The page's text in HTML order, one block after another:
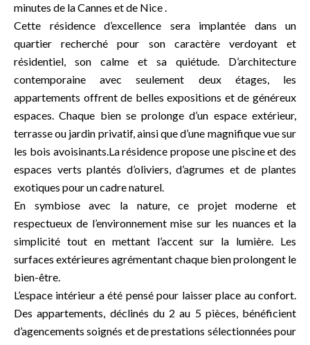
minutes de la Cannes et de Nice .
Cette résidence d’excellence sera implantée dans un
quartier recherché pour son caractère verdoyant et
résidentiel, son calme et sa quiétude. D’architecture
contemporaine avec seulement deux étages, les
appartements offrent de belles expositions et de généreux
espaces. Chaque bien se prolonge d’un espace extérieur,
terrasse ou jardin privatif, ainsi que d’une magnifique vue sur
les bois avoisinants.La résidence propose une piscine et des
espaces verts plantés d’oliviers, d’agrumes et de plantes
exotiques pour un cadre naturel.
En symbiose avec la nature, ce projet moderne et
respectueux de l’environnement mise sur les nuances et la
simplicité tout en mettant l’accent sur la lumière. Les
surfaces extérieures agrémentant chaque bien prolongent le
bien-être.
L’espace intérieur a été pensé pour laisser place au confort.
Des appartements, déclinés du 2 au 5 pièces, bénéficient
d’agencements soignés et de prestations sélectionnées pour